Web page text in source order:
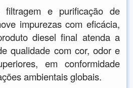
filtragem e purificação de
impurezas com eficácia,
diesel final atenda a
qualidade com cor, odor e
em conformidade
ambientais globais.